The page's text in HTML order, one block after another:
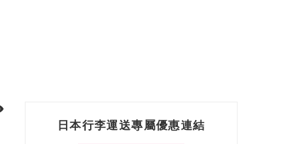
日本行李運送專屬優惠連結